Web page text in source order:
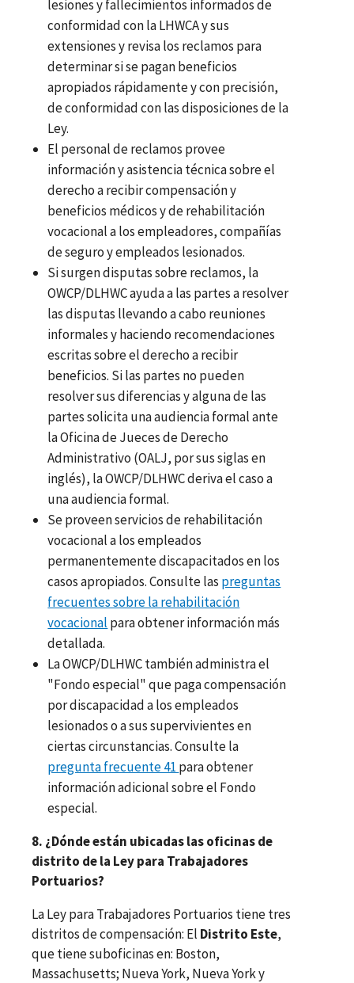
lesiones y fallecimientos informados de
conformidad con la LHWCA y sus
extensiones y revisa los reclamos para
determinar si se pagan beneficios
apropiados rápidamente y con precisión,
de conformidad con las disposiciones de la
Ley.
El personal de reclamos provee
información y asistencia técnica sobre el
derecho a recibir compensación y
beneficios médicos y de rehabilitación
vocacional a los empleadores, compañías
de seguro y empleados lesionados.
Si surgen disputas sobre reclamos, la
OWCP/DLHWC ayuda a las partes a resolver
las disputas llevando a cabo reuniones
informales y haciendo recomendaciones
escritas sobre el derecho a recibir
beneficios. Si las partes no pueden
resolver sus diferencias y alguna de las
partes solicita una audiencia formal ante
la Oficina de Jueces de Derecho
Administrativo (OALJ, por sus siglas en
inglés), la OWCP/DLHWC deriva el caso a
una audiencia formal.
Se proveen servicios de rehabilitación
vocacional a los empleados
permanentemente discapacitados en los
casos apropiados. Consulte las preguntas
frecuentes sobre la rehabilitación
vocacional para obtener información más
detallada.
La OWCP/DLHWC también administra el
"Fondo especial" que paga compensación
por discapacidad a los empleados
lesionados o a sus supervivientes en
ciertas circunstancias. Consulte la
pregunta frecuente 41 para obtener
información adicional sobre el Fondo
especial.
8. ¿Dónde están ubicadas las oficinas de
distrito de la Ley para Trabajadores
Portuarios?
La Ley para Trabajadores Portuarios tiene tres
distritos de compensación: El Distrito Este,
que tiene suboficinas en: Boston,
Massachusetts; Nueva York, Nueva York y